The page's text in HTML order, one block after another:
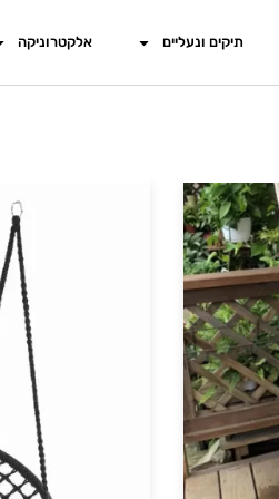
תיקים ונעליים אלקטרוניקה